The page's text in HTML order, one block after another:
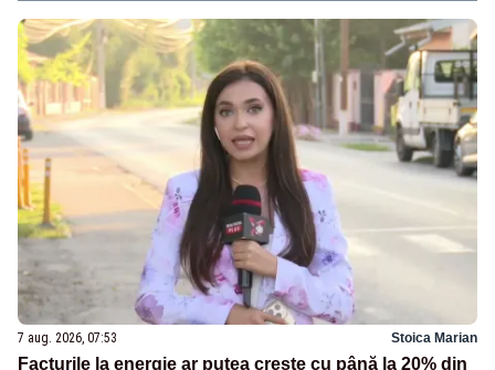
7 aug. 2026, 07:53 Stoica Marian
Facturile la energie ar putea crește cu până la 20% din